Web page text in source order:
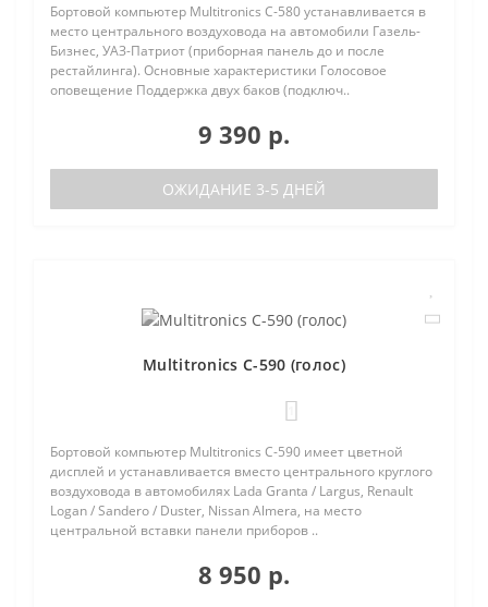
Бортовой компьютер Multitronics C-580 устанавливается в
место центрального воздуховода на автомобили Газель-
Бизнес, УАЗ-Патриот (приборная панель до и после
рестайлинга). Основные характеристики Голосовое
оповещение Поддержка двух баков (подключ..
9 390 р.
ОЖИДАНИЕ 3-5 ДНЕЙ
Multitronics C-590 (голос)
Бортовой компьютер Multitronics C-590 имеет цветной
дисплей и устанавливается вместо центрального круглого
воздуховода в автомобилях Lada Granta / Largus, Renault
Logan / Sandero / Duster, Nissan Almera, на место
центральной вставки панели приборов ..
8 950 р.